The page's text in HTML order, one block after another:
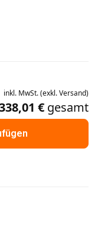
inkl. MwSt.(exkl.Versand)
€ gesamt